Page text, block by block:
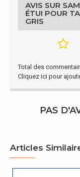
AVIS SUR
ÉTUI POUR
GRIS
Total des
Cliquez ici pour
PAS
Articles